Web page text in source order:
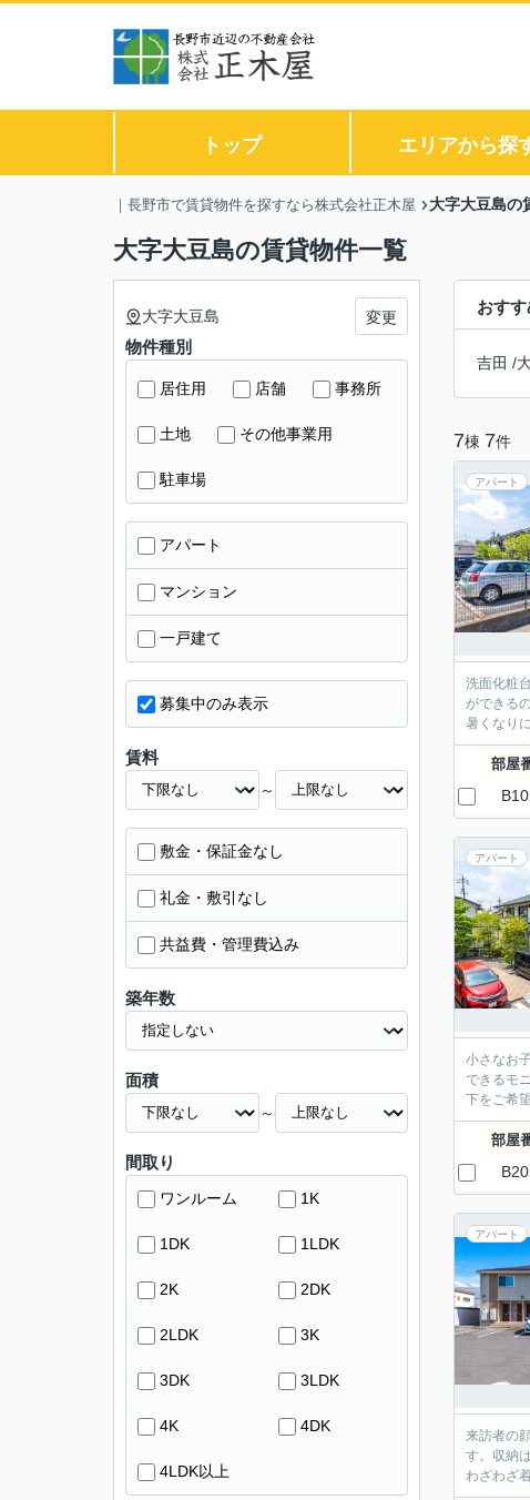
トップ エリアから探
｜長野市で賃貸物件を探すなら株式会社正木屋 大字大豆島の
大字大豆島の賃貸物件一覧
おす
吉田 /
7棟 7件
アパート
洗面化粧
ができる
暑くなり
部屋
アパート
小さなお
できるモ
下をご希
部屋
アパート
来訪者の
す。収納
わざわざ
大字大豆島 変更
物件種別
居住用 店舗 事務所
土地 その他事業用
駐車場
アパート
マンション
一戸建て
募集中のみ表示
賃料
～
敷金・保証金なし
礼金・敷引なし
共益費・管理費込み
築年数
面積
～
間取り
ワンルーム 1K
1DK 1LDK
2K 2DK
2LDK 3K
3DK 3LDK
4K 4DK
4LDK以上